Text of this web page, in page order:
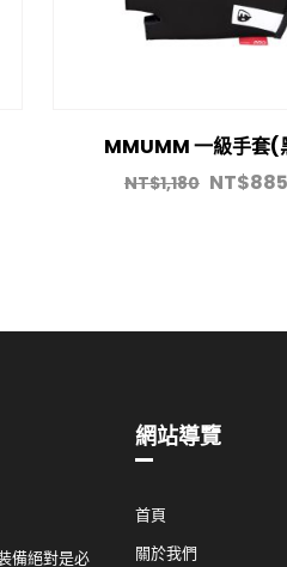
MMUMM 一級手套(
NT$1,180 NT$885
備絕對是必
網站導覽
首頁
關於我們